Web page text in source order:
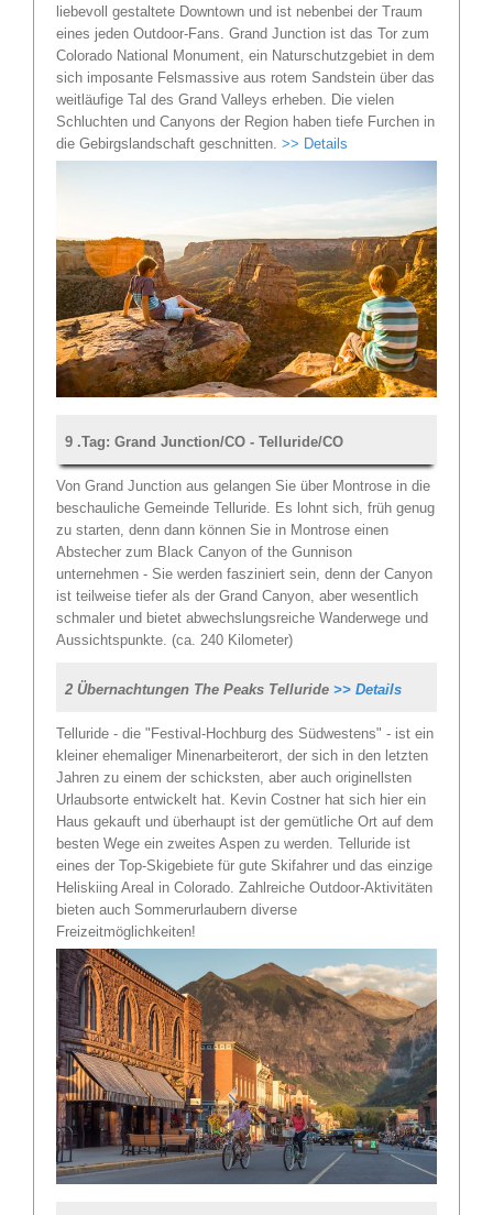
liebevoll gestaltete Downtown und ist nebenbei der Traum
eines jeden Outdoor-Fans. Grand Junction ist das Tor zum
Colorado National Monument, ein Naturschutzgebiet in dem
sich imposante Felsmassive aus rotem Sandstein über das
weitläufige Tal des Grand Valleys erheben. Die vielen
Schluchten und Canyons der Region haben tiefe Furchen in
die Gebirgslandschaft geschnitten. >> Details
9 .Tag: Grand Junction/CO - Telluride/CO
Von Grand Junction aus gelangen Sie über Montrose in die
beschauliche Gemeinde Telluride. Es lohnt sich, früh genug
zu starten, denn dann können Sie in Montrose einen
Abstecher zum Black Canyon of the Gunnison
unternehmen - Sie werden fasziniert sein, denn der Canyon
ist teilweise tiefer als der Grand Canyon, aber wesentlich
schmaler und bietet abwechslungsreiche Wanderwege und
Aussichtspunkte. (ca. 240 Kilometer)
2 Übernachtungen The Peaks Telluride >> Details
Telluride - die "Festival-Hochburg des Südwestens" - ist ein
kleiner ehemaliger Minenarbeiterort, der sich in den letzten
Jahren zu einem der schicksten, aber auch originellsten
Urlaubsorte entwickelt hat. Kevin Costner hat sich hier ein
Haus gekauft und überhaupt ist der gemütliche Ort auf dem
besten Wege ein zweites Aspen zu werden. Telluride ist
eines der Top-Skigebiete für gute Skifahrer und das einzige
Heliskiing Areal in Colorado. Zahlreiche Outdoor-Aktivitäten
bieten auch Sommerurlaubern diverse
Freizeitmöglichkeiten!